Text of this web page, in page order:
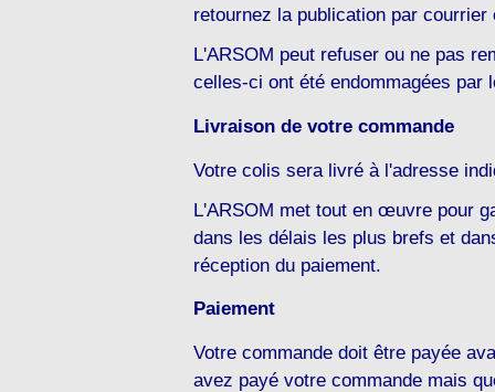
retournez la publication par courrier
L'ARSOM peut refuser ou ne pas
celles-ci ont été endommagées par
Livraison de votre commande
Votre colis sera livré à l'adresse
L'ARSOM met tout en œuvre pour
dans les délais les plus brefs et
réception du paiement.
Paiement
Votre commande doit être payée
avez payé votre commande mais